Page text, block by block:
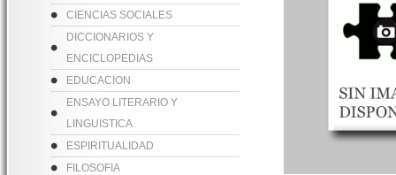
CIENCIAS SOCIALES
DICCIONARIOS Y
ENCICLOPEDIAS
EDUCACION
ENSAYO LITERARIO Y
LINGUISTICA
ESPIRITUALIDAD
FILOSOFIA